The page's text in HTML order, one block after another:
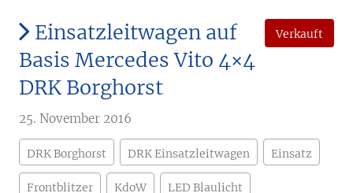
Verkauft
Einsatzleitwagen auf
Basis Mercedes Vito 4×4
DRK Borghorst
25. November 2016
DRK Borghorst DRK Einsatzleitwagen Einsatz
Frontblitzer KdoW LED Blaulicht